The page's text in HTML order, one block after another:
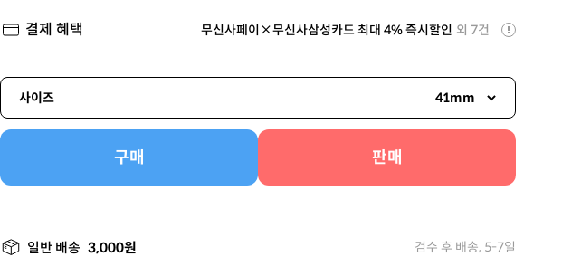
결제 혜택 무신사페이×무신사삼성카드 최대 4% 즉시할인 외 7건
사이즈 41mm
구매 판매
일반 배송 3,000원 검수 후 배송, 5-7일